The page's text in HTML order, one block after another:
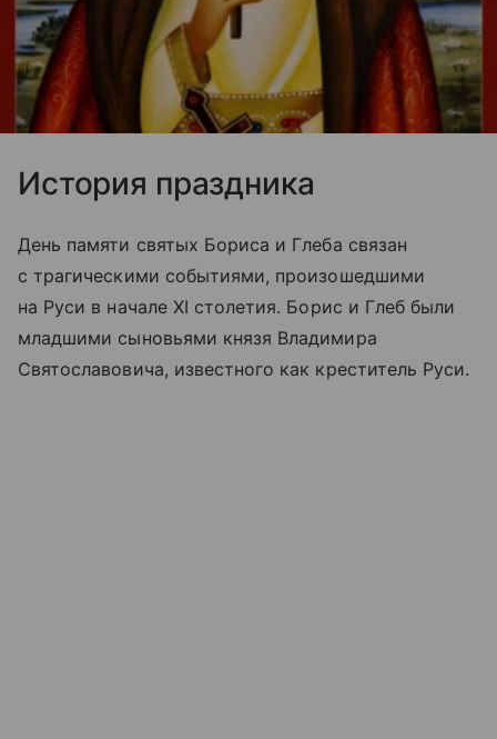
История праздника
День памяти святых Бориса и Глеба связан
с трагическими событиями, произошедшими
на Руси в начале XI столетия. Борис и Глеб были
младшими сыновьями князя Владимира
Святославовича, известного как креститель Руси.